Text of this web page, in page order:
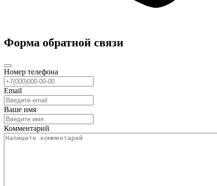
Форма обратной связи
Номер телефона
Email
Ваше имя
Комментарий